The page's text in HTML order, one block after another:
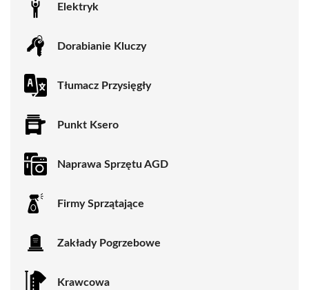
Elektryk
Dorabianie Kluczy
Tłumacz Przysięgły
Punkt Ksero
Naprawa Sprzętu AGD
Firmy Sprzątające
Zakłady Pogrzebowe
Krawcowa